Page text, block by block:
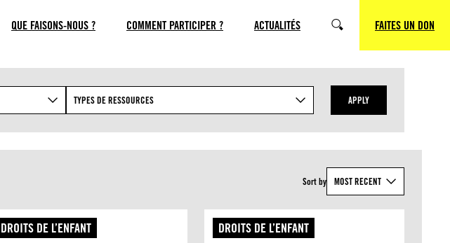
QUE FAISONS-NOUS ? COMMENT PARTICIPER ? ACTUALITÉS RECHERCHEFAITES UN DON
TYPES DE RESSOURCES APPLY
Sort by MOST RECENT
DROITS DE L’ENFANT DROITS DE L’ENFANT